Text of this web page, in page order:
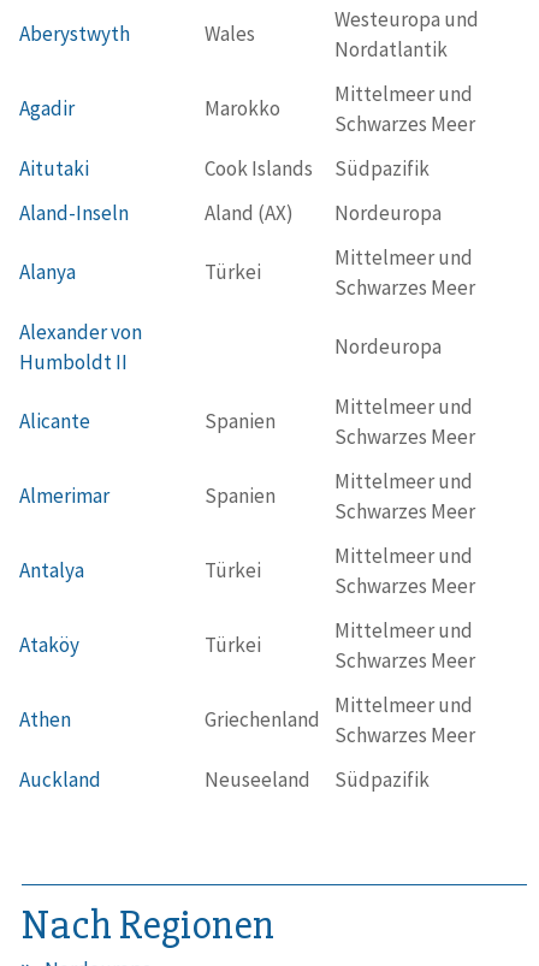
Aberystwyth Wales
Westeuropa und
Nordatlantik
Agadir Marokko
Mittelmeer und
Schwarzes Meer
Aitutaki
Cook Islands
Südpazifik
Aland-Inseln
Aland (AX) Nordeuropa
Alanya Türkei
Mittelmeer und
Schwarzes Meer
Alexander von
Humboldt II
Nordeuropa
Alicante Spanien
Mittelmeer und
Schwarzes Meer
Almerimar Spanien
Mittelmeer und
Schwarzes Meer
Antalya Türkei
Mittelmeer und
Schwarzes Meer
Ataköy Türkei
Mittelmeer und
Schwarzes Meer
Athen Griechenland
Mittelmeer und
Schwarzes Meer
Auckland
Neuseeland Südpazifik
Nach Regionen